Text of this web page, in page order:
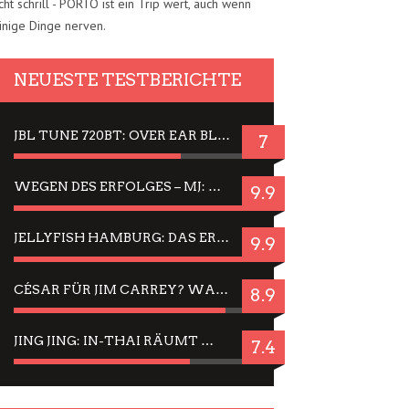
schrill - PORTO ist ein Trip wert, auch wenn
Dinge nerven.
NEUESTE TESTBERICHTE
JBL TUNE 720BT: OVER EAR BLUETOOTH KOPFHÖRER UM DIE 50,-€ IM DAUER-TEST 7
WEGEN DES ERFOLGES – MJ: MICHAEL JACKSON MUSICAL IN EINER MATINEE SEHEN 9.9
JELLYFISH HAMBURG: DAS ERFOLGREICHE SOMMER-MENÜ 2025 IN GEFÜHLEN UND BILDERN 9.9
CÉSAR FÜR JIM CARREY? WARUM DAS EINER DER NERVIGSTEN ACTORS IST UND BLEIBT 8.9
JING JING: IN-THAI RÄUMT WIEDER TITEL AB – EIN ZWEI-STUNDEN-ERLEBNISBERICHT 7.4